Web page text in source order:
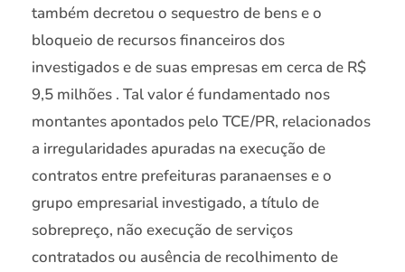
também decretou o sequestro de bens e o
bloqueio de recursos financeiros dos
investigados e de suas empresas em cerca de R$
9,5 milhões . Tal valor é fundamentado nos
montantes apontados pelo TCE/PR, relacionados
a irregularidades apuradas na execução de
contratos entre prefeituras paranaenses e o
grupo empresarial investigado, a título de
sobrepreço, não execução de serviços
contratados ou ausência de recolhimento de